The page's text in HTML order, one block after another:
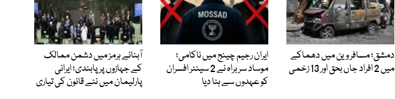
دمشق؛ مسافر وین میں دھماکے
میں 2 افراد جاں بحق اور 13 زخمی
ایران رجیم چینج میں ناکامی؛
موساد سربراہ نے 2 سینئر افسران
کو عہدوں سے ہٹا دیا
آبنائے ہرمز میں دشمن ممالک
کے جہازوں پر پابندی؛ ایرانی
پارلیمان میں نئے قانون کی تیاری